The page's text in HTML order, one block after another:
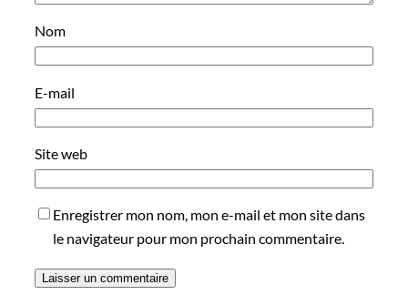
Nom
E-mail
Site web
Enregistrer mon nom, mon e-mail et mon site dans
le navigateur pour mon prochain commentaire.